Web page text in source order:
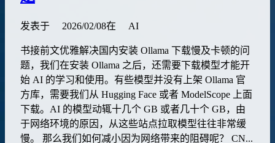
发表于 2026/02/08在 AI
书接前文优雅解决国内安装 Ollama 下载慢及卡顿的问
题，我们在安装 Ollama 之后，还需要下载模型才能开
始 AI 的学习和使用。有些模型并没有上架 Ollama 官
方库，需要我们从 Hugging Face 或者 ModelScope 上面
下载。AI 的模型动辄十几个 GB 或者几十个 GB，由
于网络环境的原因，从这些站点拉取模型往往非常缓
慢。 那么我们如何减小因为网络带来的阻碍呢？ CN...